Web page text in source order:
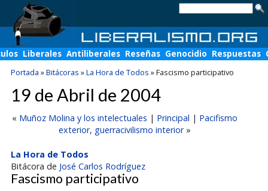
Liberales Antiliberales Reseñas Genocidio Respuestas
Portada »Bitácoras »La Hora de Todos »Fascismo participativo
19 de Abril de 2004
« Muñoz Molina y los intelectuales | Principal | Pacifismo
exterior, guerracivilismo interior»
La Hora de Todos
Bitácora de José Carlos Rodríguez
Fascismo participativo